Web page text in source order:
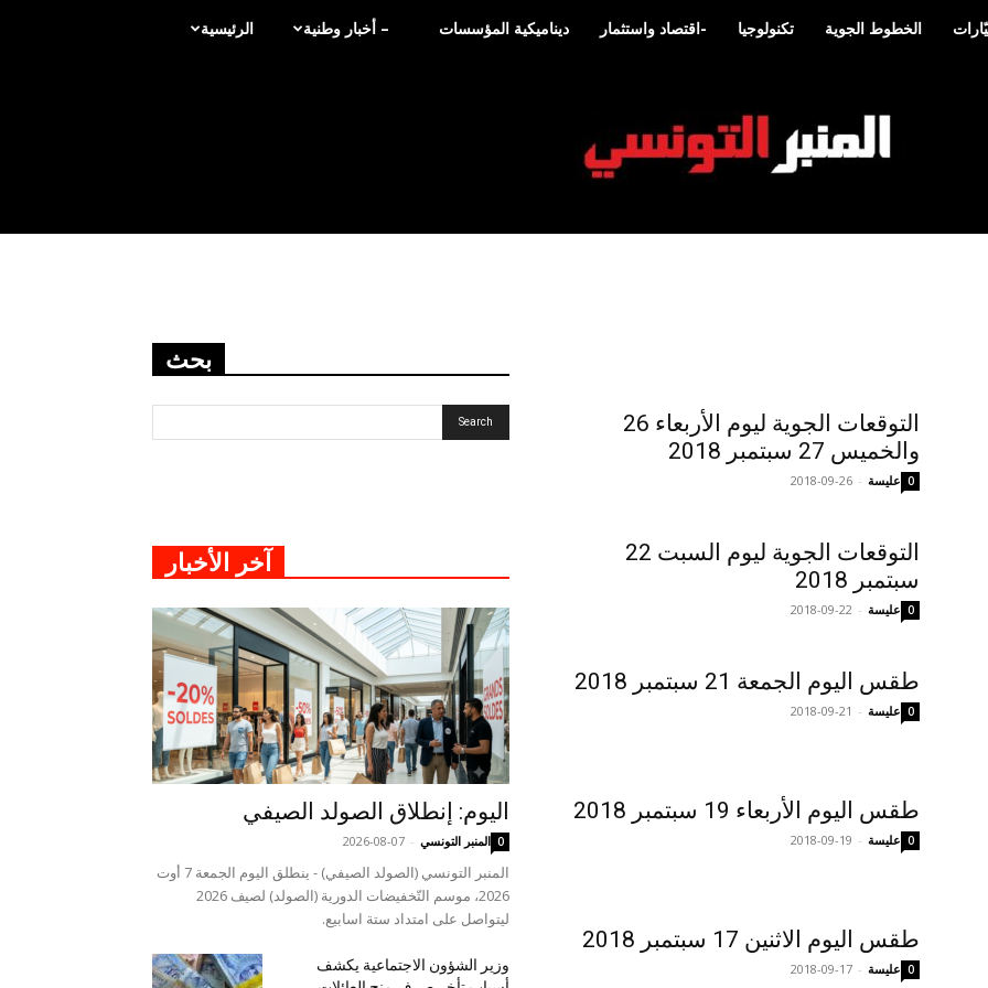
الرئيسية – أخبار وطنية ديناميكية المؤسسات -اقتصاد واستثمار تكنولوجيا الخطوط الجوية
التونسي
التوقعات الجوية ليوم الأربعاء 26
والخميس 27 سبتمبر 2018
عليسة -
2018-09-26 0
التوقعات الجوية ليوم السبت 22
سبتمبر 2018
عليسة -
2018-09-22 0
طقس اليوم الجمعة 21 سبتمبر 2018
عليسة -
2018-09-21 0
طقس اليوم الأربعاء 19 سبتمبر 2018
عليسة -
2018-09-19 0
طقس اليوم الاثنين 17 سبتمبر 2018
عليسة -
2018-09-17 0
بحث
آخر الأخبار
اليوم: إنطلاق الصولد الصيفي
المنبر التونسي -
2026-08-07 0
المنبر التونسي (الصولد الصيفي) - ينطلق اليوم الجمعة 7 أوت
2026، موسم التّخفيضات الدورية (الصولد) لصيف 2026
ليتواصل على امتداد ستة اسابيع.
وزير الشؤون الاجتماعية يكشف